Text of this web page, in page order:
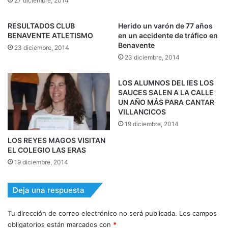
RESULTADOS CLUB
BENAVENTE ATLETISMO
23 diciembre, 2014
Herido un varón de 77 años
en un accidente de tráfico en
Benavente
23 diciembre, 2014
LOS REYES MAGOS VISITAN
EL COLEGIO LAS ERAS
19 diciembre, 2014
LOS ALUMNOS DEL IES LOS
SAUCES SALEN A LA CALLE
UN AÑO MÁS PARA CANTAR
VILLANCICOS
19 diciembre, 2014
Deja una respuesta
Tu dirección de correo electrónico no será publicada. Los campos
obligatorios están marcados con *